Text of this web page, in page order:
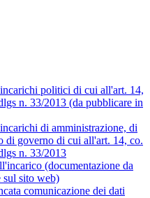
politici di cui all'art. 14,
n. 33/2013 (da pubblicare in
di amministrazione, di
di governo di cui all'art. 14, co.
n. 33/2013
(documentazione da
sul sito web)
comunicazione dei dati